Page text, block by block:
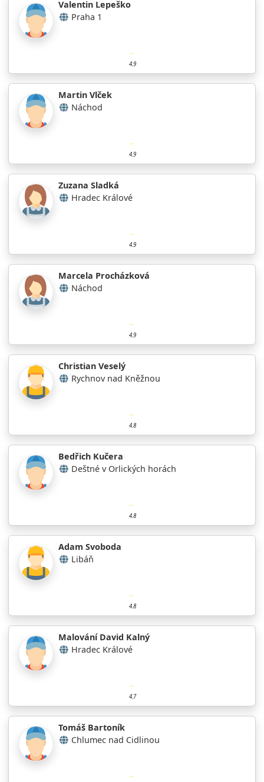
Valentin Lepeško
Praha 1
4.9
Martin Vlček
Náchod
4.9
Zuzana Sladká
Hradec Králové
4.9
Marcela Procházková
Náchod
4.9
Christian Veselý
Rychnov nad Kněžnou
4.8
Bedřich Kučera
Deštné v Orlických horách
4.8
Adam Svoboda
Libáň
4.8
Malování David Kalný
Hradec Králové
4.7
Tomáš Bartoník
Chlumec nad Cidlinou